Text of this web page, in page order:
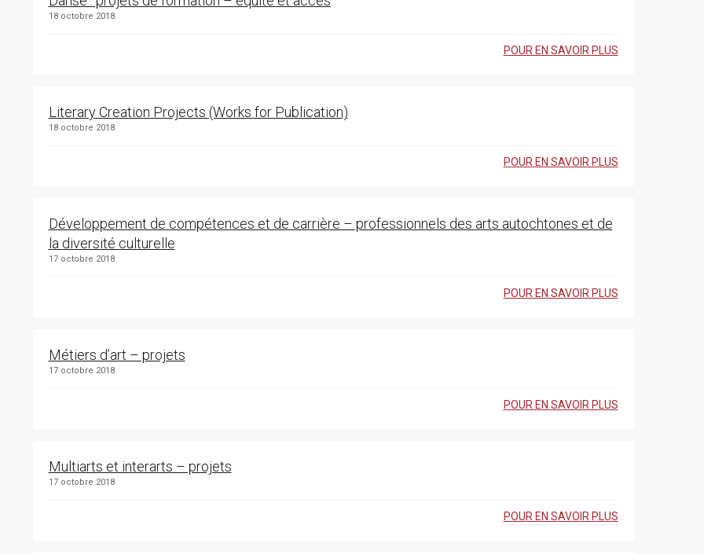
18 octobre 2018
POUR EN SAVOIR PLUS
Literary Creation Projects (Works for Publication)
18 octobre 2018
POUR EN SAVOIR PLUS
Développement de compétences et de carrière – professionnels des arts autochtones et de
la diversité culturelle
17 octobre 2018
POUR EN SAVOIR PLUS
Métiers d’art – projets
17 octobre 2018
POUR EN SAVOIR PLUS
Multiarts et interarts – projets
17 octobre 2018
POUR EN SAVOIR PLUS